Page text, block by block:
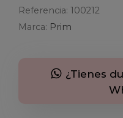
Referencia: 100212
Marca: Prim
¿Tienes